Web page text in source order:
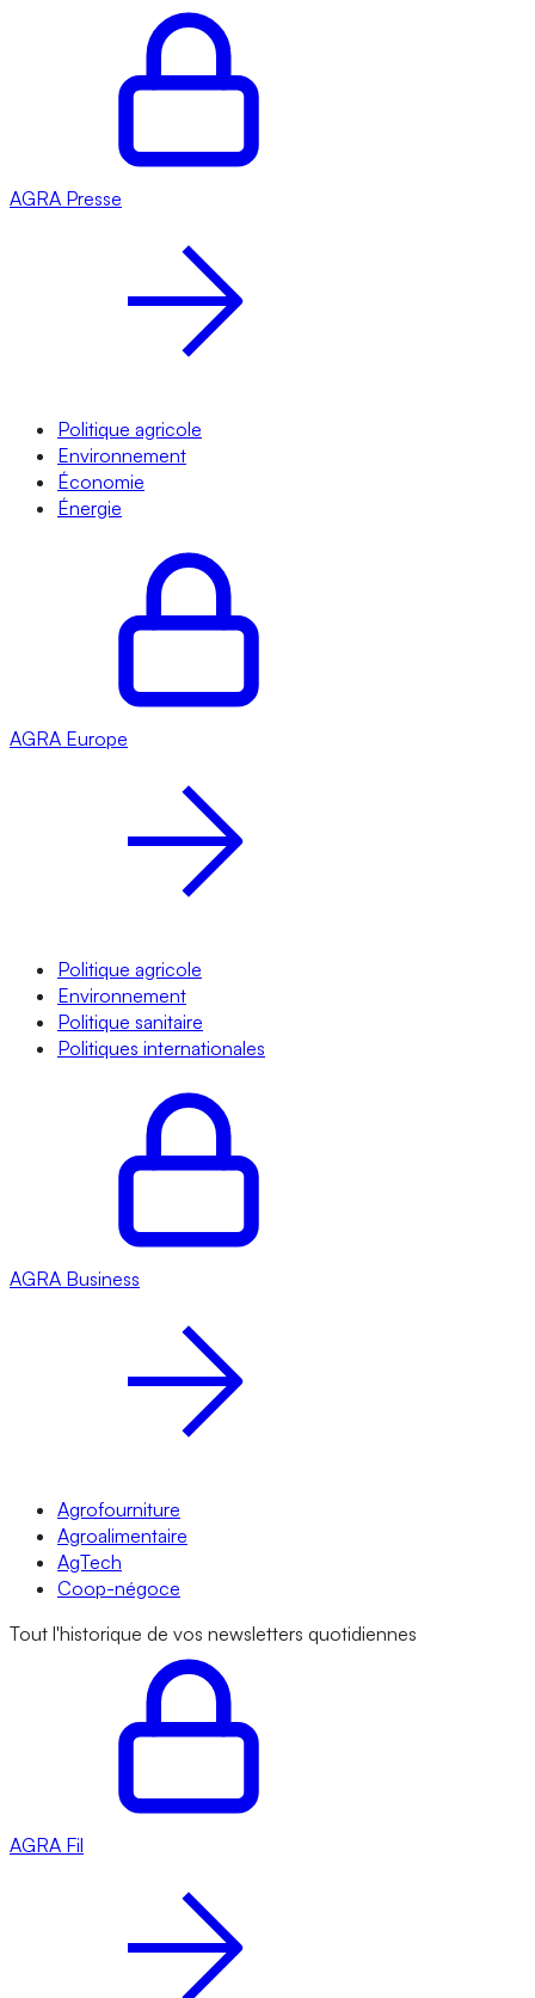
AGRA Presse
Politique agricole
Environnement
Économie
Énergie
AGRA Europe
Politique agricole
Environnement
Politique sanitaire
Politiques internationales
AGRA Business
Agrofourniture
Agroalimentaire
AgTech
Coop-négoce
Tout l'historique de vos newsletters quotidiennes
AGRA Fil